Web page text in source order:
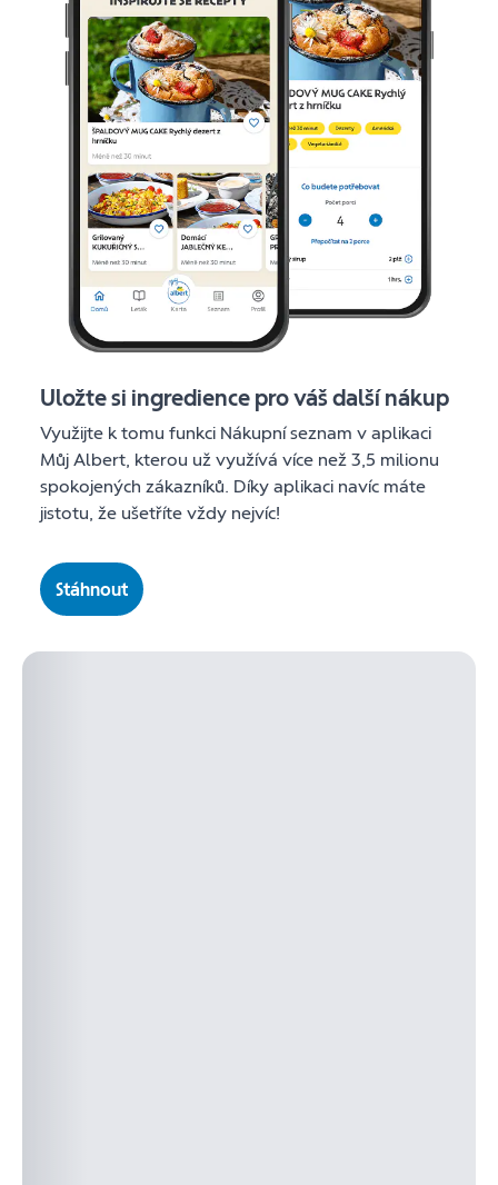
Uložte si ingredience pro váš další nákup
Využijte k tomu funkci Nákupní seznam v aplikaci
Můj Albert, kterou už využívá více než 3,5 milionu
spokojených zákazníků. Díky aplikaci navíc máte
jistotu, že ušetříte vždy nejvíc!
Stáhnout